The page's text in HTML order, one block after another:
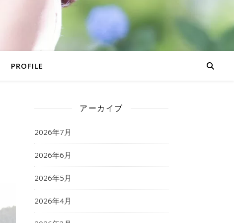
PROFILE
アーカイブ
2026年7月
2026年6月
2026年5月
2026年4月